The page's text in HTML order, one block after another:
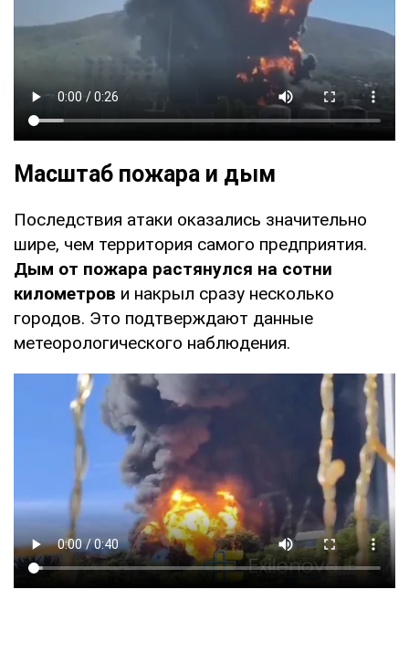
Масштаб пожара и дым
Последствия атаки оказались значительно
шире, чем территория самого предприятия.
Дым от пожара растянулся на сотни
километров и накрыл сразу несколько
городов. Это подтверждают данные
метеорологического наблюдения.